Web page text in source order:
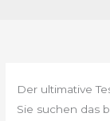
Der ultimative
Sie suchen das